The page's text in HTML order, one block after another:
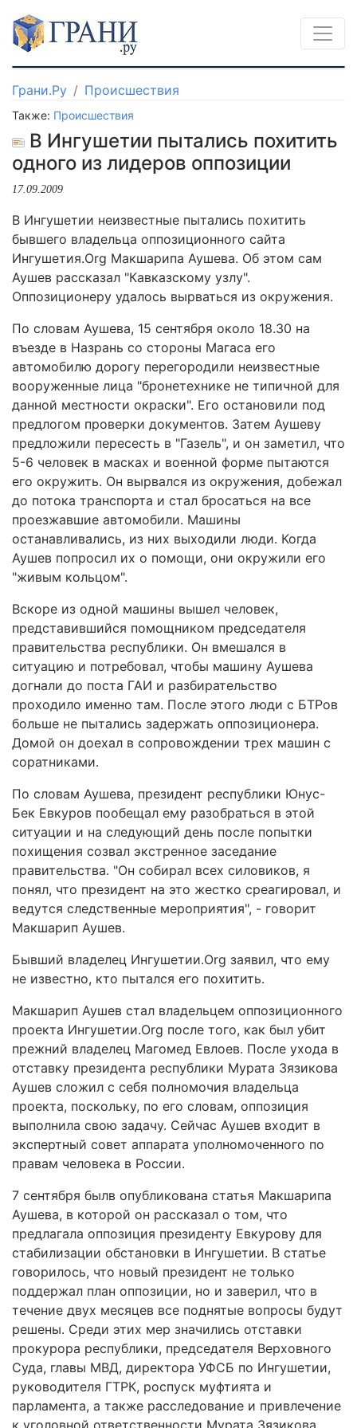
Грани.Ру Происшествия
Также: Происшествия
В Ингушетии пытались похитить
одного из лидеров оппозиции
17.09.2009
В Ингушетии неизвестные пытались похитить
бывшего владельца оппозиционного сайта
Ингушетия.Org Макшарипа Аушева. Об этом сам
Аушев рассказал "Кавказскому узлу".
Оппозиционеру удалось вырваться из окружения.
По словам Аушева, 15 сентября около 18.30 на
въезде в Назрань со стороны Магаса его
автомобилю дорогу перегородили неизвестные
вооруженные лица "бронетехнике не типичной для
данной местности окраски". Его остановили под
предлогом проверки документов. Затем Аушеву
предложили пересесть в "Газель", и он заметил, что
5-6 человек в масках и военной форме пытаются
его окружить. Он вырвался из окружения, добежал
до потока транспорта и cтал бросаться на все
проезжавшие автомобили. Машины
останавливались, из них выходили люди. Когда
Аушев попросил их о помощи, они окружили его
"живым кольцом".
Вскоре из одной машины вышел человек,
представившийся помощником председателя
правительства республики. Он вмешался в
ситуацию и потребовал, чтобы машину Аушева
догнали до поста ГАИ и разбирательство
проходило именно там. После этого люди с БТРов
больше не пытались задержать оппозиционера.
Домой он доехал в сопровождении трех машин с
соратниками.
По словам Аушева, президент республики Юнус-
Бек Евкуров пообещал ему разобраться в этой
ситуации и на следующий день после попытки
похищения созвал экстренное заседание
правительства. "Он собирал всех силовиков, я
понял, что президент на это жестко среагировал, и
ведутся следственные мероприятия", - говорит
Макшарип Аушев.
Бывший владелец Ингушетии.Org заявил, что ему
не известно, кто пытался его похитить.
Макшарип Аушев стал владельцем оппозиционного
проекта Ингушетии.Org после того, как был убит
прежний владелец Магомед Евлоев. После ухода в
отставку президента республики Мурата Зязикова
Аушев сложил с себя полномочия владельца
проекта, поскольку, по его словам, оппозиция
выполнила свою задачу. Сейчас Аушев входит в
экспертный совет аппарата уполномоченного по
правам человека в России.
7 сентября былв опубликована статья Макшарипа
Аушева, в которой он рассказал о том, что
предлагала оппозиция президенту Евкурову для
стабилизации обстановки в Ингушетии. В статье
говорилось, что новый президент не только
поддержал план оппозиции, но и заверил, что в
течение двух месяцев все поднятые вопросы будут
решены. Среди этих мер значились отставки
прокурора республики, председателя Верховного
Суда, главы МВД, директора УФСБ по Ингушетии,
руководителя ГТРК, роспуск муфтията и
парламента, а также расследование и привлечение
к уголовной ответственности Мурата Зязикова.